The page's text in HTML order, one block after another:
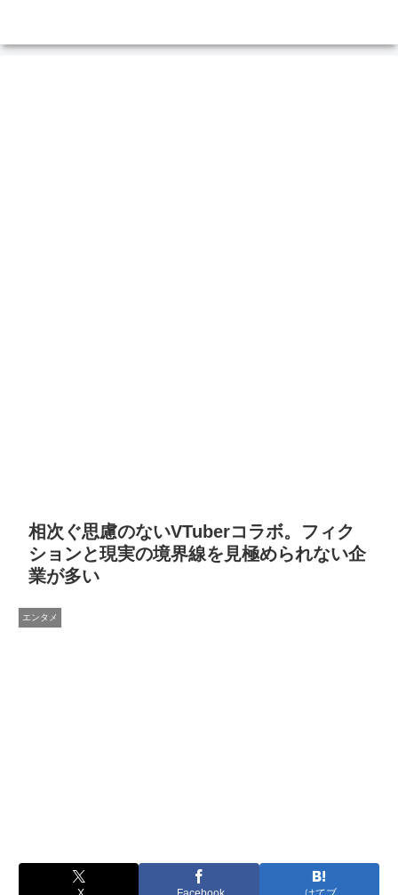
相次ぐ思慮のないVTuberコラボ。フィク
ションと現実の境界線を見極められない企
業が多い
エンタメ